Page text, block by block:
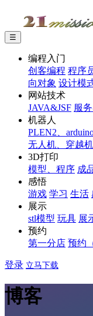
☰
编程入门
创客编程 程序
向对象 设计模
网站技术
JAVA&JSF 服
机器人
PLEN2、
无人机、穿越机
3D打印
模型、程序 成
感悟
游戏 学习 生活
展示
stl模型 玩具 展
预约
第一分店 预约
登录 立马下载
博客